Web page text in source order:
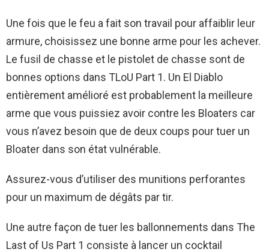
Une fois que le feu a fait son travail pour affaiblir leur
armure, choisissez une bonne arme pour les achever.
Le fusil de chasse et le pistolet de chasse sont de
bonnes options dans TLoU Part 1. Un El Diablo
entièrement amélioré est probablement la meilleure
arme que vous puissiez avoir contre les Bloaters car
vous n’avez besoin que de deux coups pour tuer un
Bloater dans son état vulnérable.
Assurez-vous d’utiliser des munitions perforantes
pour un maximum de dégâts par tir.
Une autre façon de tuer les ballonnements dans The
Last of Us Part 1 consiste à lancer un cocktail